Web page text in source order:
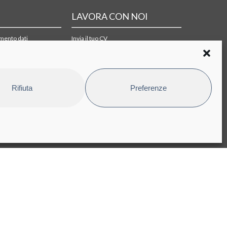
Rifiuta Preferenze
dati
LAVORA CON NOI
Invia il tuo CV